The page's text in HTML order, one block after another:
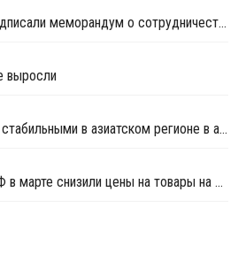
SOCAR и ExxonMobil подписали меморандум о сотрудничестве
выросли
Цены ВХМ оставались стабильными в азиатском регионе в апреле
Промпроизводители РФ в марте снизили цены на товары на 1,5%